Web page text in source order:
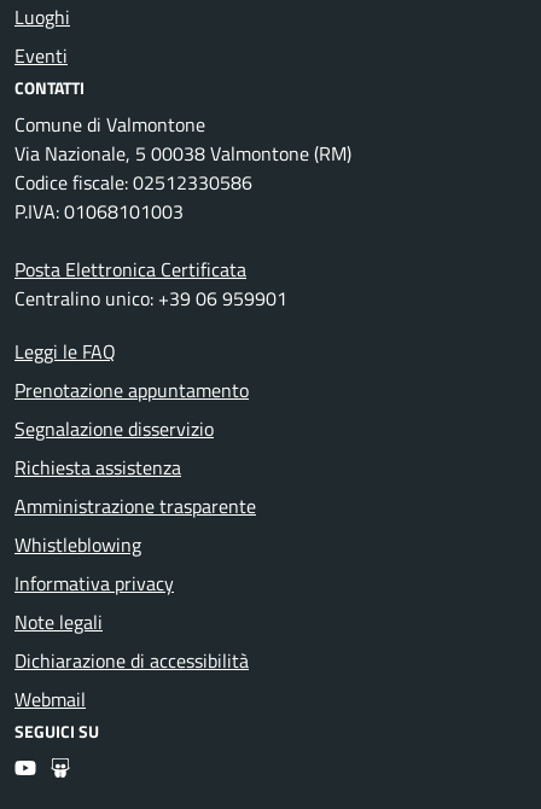
Luoghi
Eventi
CONTATTI
Comune di Valmontone
Via Nazionale, 5 00038 Valmontone (RM)
Codice fiscale: 02512330586
P.IVA: 01068101003
Posta Elettronica Certificata
Centralino unico: +39 06 959901
Leggi le FAQ
Prenotazione appuntamento
Segnalazione disservizio
Richiesta assistenza
Amministrazione trasparente
Whistleblowing
Informativa privacy
Note legali
Dichiarazione di accessibilità
Webmail
SEGUICI SU
YoutubeSlideshare